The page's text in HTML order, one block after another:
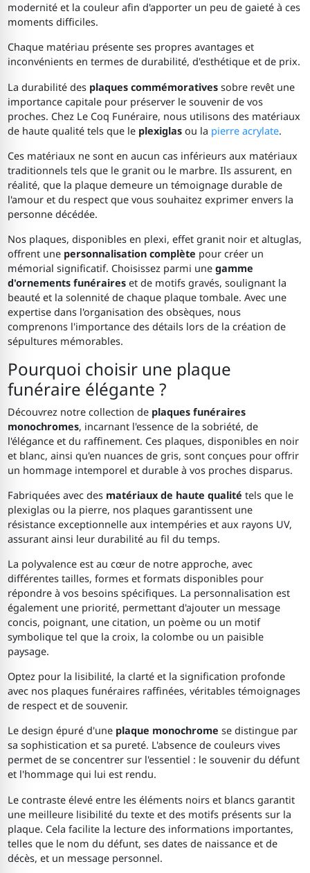
modernité et la couleur afin d'apporter un peu de gaieté à ces
moments difficiles.
Chaque matériau présente ses propres avantages et
inconvénients en termes de durabilité, d'esthétique et de prix.
La durabilité des plaques commémoratives sobre revêt une
importance capitale pour préserver le souvenir de vos
proches. Chez Le Coq Funéraire, nous utilisons des matériaux
de haute qualité tels que le plexiglasou la pierre acrylate.
Ces matériaux ne sont en aucun cas inférieurs aux matériaux
traditionnels tels que le granit ou le marbre. Ils assurent, en
réalité, que la plaque demeure un témoignage durable de
l'amour et du respect que vous souhaitez exprimer envers la
personne décédée.
Nos plaques, disponibles en plexi, effet granit noir et altuglas,
offrent une personnalisation complète pour créer un
mémorial significatif. Choisissez parmi unegamme
d'ornements funéraireset de motifs gravés, soulignant la
beauté et la solennité de chaque plaque tombale. Avec une
expertise dans l'organisation des obsèques, nous
comprenons l'importance des détails lors de la création de
sépultures mémorables.
Pourquoi choisir une plaque
funéraire élégante ?
Découvrez notre collection de plaques funéraires
monochromes, incarnant l'essence de la sobriété, de
l'élégance et du raffinement. Ces plaques, disponibles en noir
et blanc, ainsi qu'en nuances de gris, sont conçues pour offrir
un hommage intemporel et durable à vos proches disparus.
Fabriquées avec des matériaux de haute qualité tels que le
plexiglas ou la pierre, nos plaques garantissent une
résistance exceptionnelle aux intempéries et aux rayons UV,
assurant ainsi leur durabilité au fil du temps.
La polyvalence est au cœur de notre approche, avec
différentes tailles, formes et formats disponibles pour
répondre à vos besoins spécifiques. La personnalisation est
également une priorité, permettant d'ajouter un message
concis, poignant, une citation, un poème ou un motif
symbolique tel que la croix, la colombe ou un paisible
paysage.
Optez pour la lisibilité, la clarté et la signification profonde
avec nos plaques funéraires raffinées, véritables témoignages
de respect et de souvenir.
Le design épuré d'une plaque monochrome se distingue par
sa sophistication et sa pureté. L'absence de couleurs vives
permet de se concentrer sur l'essentiel : le souvenir du défunt
et l'hommage qui lui est rendu.
Le contraste élevé entre les éléments noirs et blancs garantit
une meilleure lisibilité du texte et des motifs présents sur la
plaque. Cela facilite la lecture des informations importantes,
telles que le nom du défunt, ses dates de naissance et de
décès, et un message personnel.